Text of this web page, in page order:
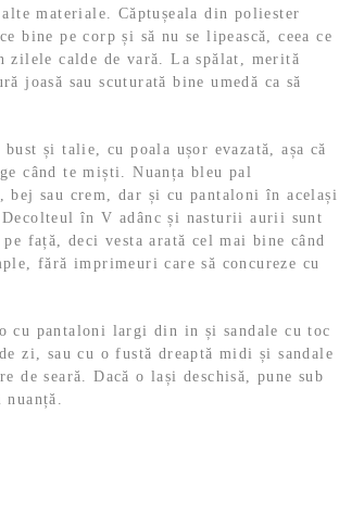
materiale. Căptușeala din poliester
bine pe corp și să nu se lipească, ceea ce
zilele calde de vară. La spălat, merită
joasă sau scuturată bine umedă ca să
și talie, cu poala ușor evazată, așa că
când te miști. Nuanța bleu pal
bej sau crem, dar și cu pantaloni în același
în V adânc și nasturii aurii sunt
față, deci vesta arată cel mai bine când
fără imprimeuri care să concureze cu
cu pantaloni largi din in și sandale cu toc
zi, sau cu o fustă dreaptă midi și sandale
de seară. Dacă o lași deschisă, pune sub